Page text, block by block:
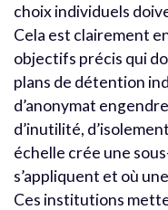
choix individuels
Cela est clairement
objectifs précis qui
plans de détention
d’anonymat
d’inutilité,
échelle crée une
s’appliquent et où
Ces institutions